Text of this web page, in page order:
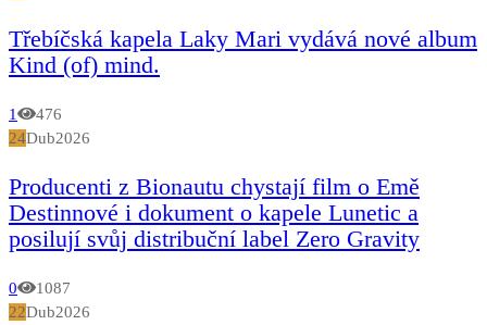
Třebíčská kapela Laky Mari vydává nové album
Kind (of) mind.
1
476
24Dub2026
Producenti z Bionautu chystají film o Emě
Destinnové i dokument o kapele Lunetic a
posilují svůj distribuční label Zero Gravity
0
1087
22Dub2026